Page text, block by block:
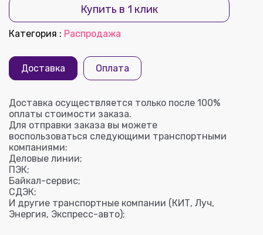
Купить в 1 клик
Категория : Распродажа
Доставка Оплата
Доставка осуществляется только после 100%
оплаты стоимости заказа.
Для отправки заказа вы можете
воспользоваться следующими транспортными
компаниями:
Деловые линии;
ПЭК;
Байкал-сервис;
СДЭК;
И другие транспортные компании (КИТ, Луч,
Энергия, Экспресс-авто);